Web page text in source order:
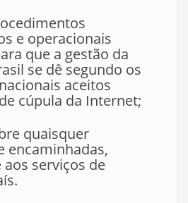
e operacionais
que a gestão da
se dê segundo os
aceitos
cúpula da Internet;
quaisquer
encaminhadas,
serviços de